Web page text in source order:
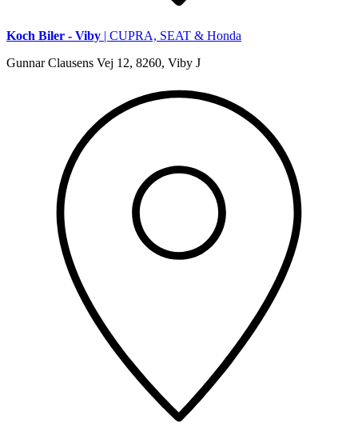
Koch Biler - Viby | CUPRA, SEAT & Honda
Gunnar Clausens Vej 12, 8260, Viby J